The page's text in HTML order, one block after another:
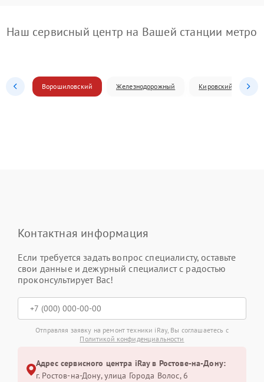
Наш сервисный центр на Вашей станции метро
Ворошиловский Железнодорожный Кировский
Контактная информация
Если требуется задать вопрос специалисту, оставьте
свои данные и дежурный специалист с радостью
проконсультирует Вас!
Отправляя заявку на ремонт техники iRay, Вы соглашаетесь с
Политикой конфиденциальности
Адрес сервисного центра iRay в Ростове-на-Дону:
г. Ростов-на-Дону, улица Города Волос, 6